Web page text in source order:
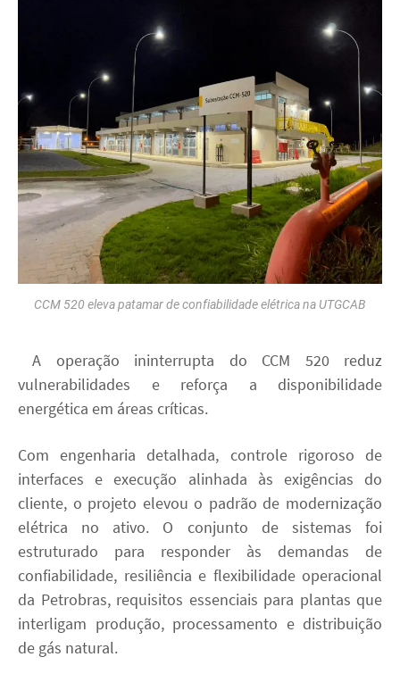
CCM 520 eleva patamar de confiabilidade elétrica na UTGCAB
A operação ininterrupta do CCM 520 reduz
vulnerabilidades e reforça a disponibilidade
energética em áreas críticas.
Com engenharia detalhada, controle rigoroso de
interfaces e execução alinhada às exigências do
cliente, o projeto elevou o padrão de modernização
elétrica no ativo. O conjunto de sistemas foi
estruturado para responder às demandas de
confiabilidade, resiliência e flexibilidade operacional
da Petrobras, requisitos essenciais para plantas que
interligam produção, processamento e distribuição
de gás natural.